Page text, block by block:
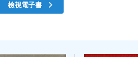
檢視電子書